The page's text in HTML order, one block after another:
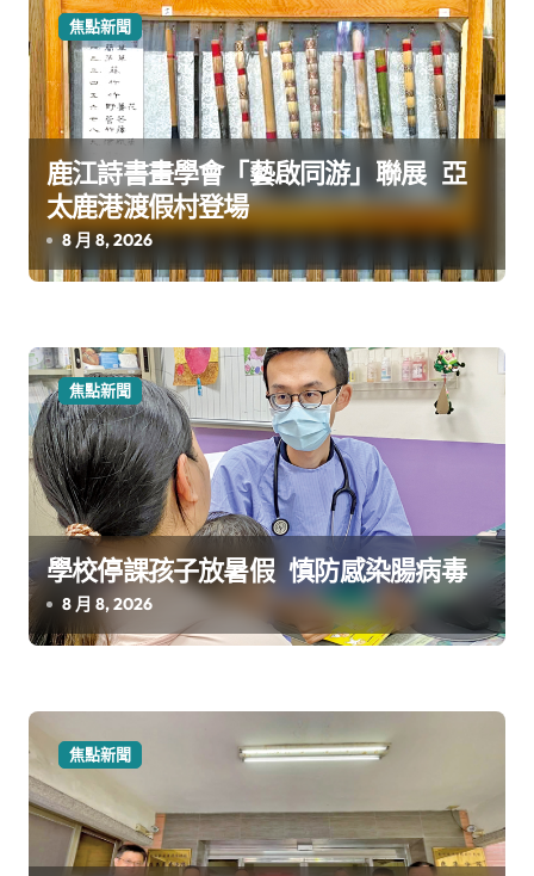
焦點新聞
鹿江詩書畫學會「藝啟同游」聯展 亞
太鹿港渡假村登場
8 月 8, 2026
焦點新聞
學校停課孩子放暑假 慎防感染腸病毒
8 月 8, 2026
焦點新聞